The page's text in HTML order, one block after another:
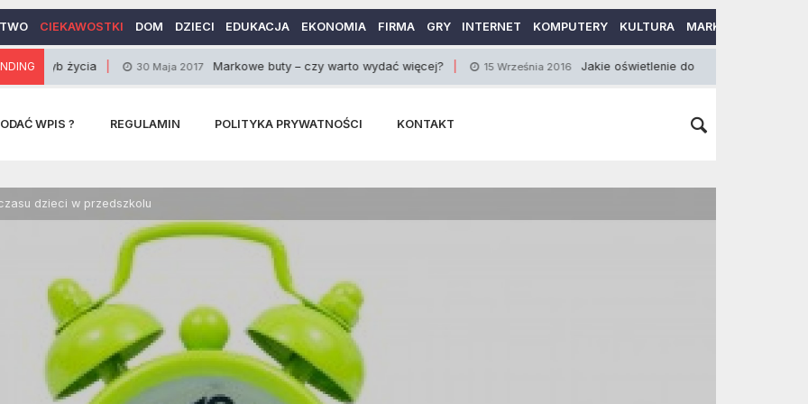
CIEKAWOSTKI DOM DZIECI EDUKACJA EKONOMIA FIRMA GRY INTERNET KOMPUTERY KULTURA MARKETING
życia 30 Maja 2017 Markowe buty – czy warto wydać więcej? 15 Września 2016 Jakie oświetlenie do dużego ogrodu?
WPIS ? REGULAMIN POLITYKA PRYWATNOŚCI KONTAKT
dzieci w przedszkolu